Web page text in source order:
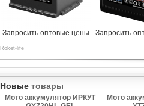
Запросить оптовые цены Запросить
Roket-life
Новые товары
Мото аккумулятор ИРКУТ
Мото